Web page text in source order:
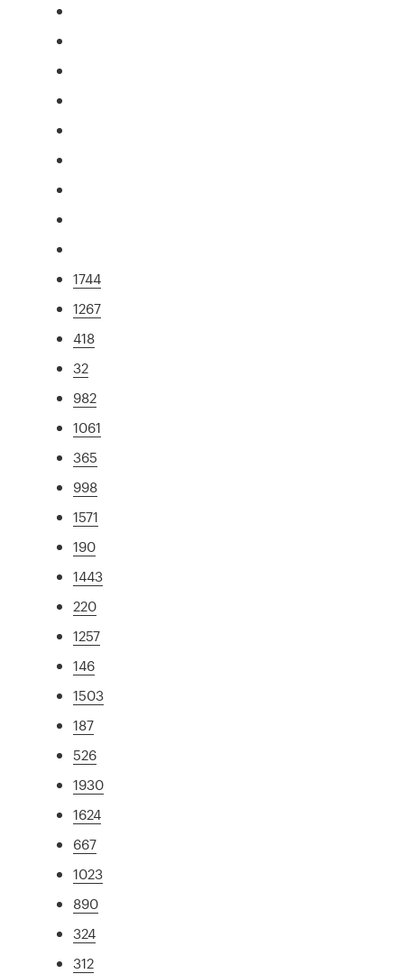
1744
1267
418
32
982
1061
365
998
1571
190
1443
220
1257
146
1503
187
526
1930
1624
667
1023
890
324
312